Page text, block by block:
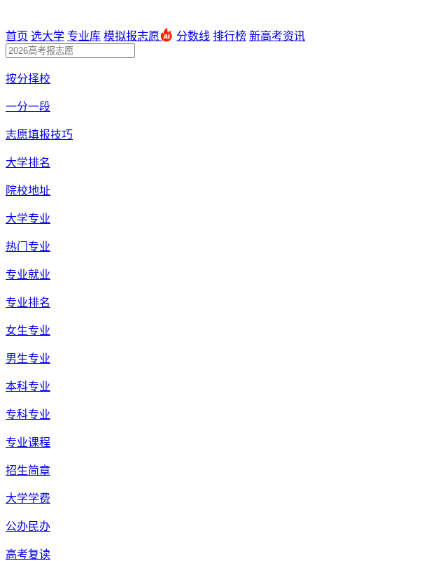
首页 选大学 专业库 模拟报志愿 分数线 排行榜 新高考资讯
按分择校
一分一段
志愿填报技巧
大学排名
院校地址
大学专业
热门专业
专业就业
专业排名
女生专业
男生专业
本科专业
专科专业
专业课程
招生简章
大学学费
公办民办
高考复读